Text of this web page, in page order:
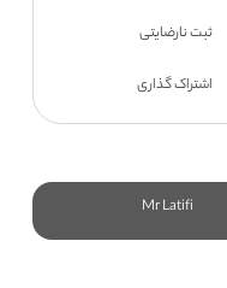
ثبت نارضایتی
اشتراک گذاری
Mr Latifi